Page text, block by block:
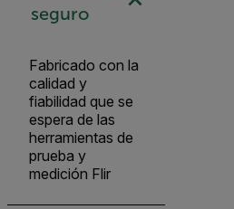
seguro
Fabricado con la
calidad y
fiabilidad que se
espera de las
herramientas de
prueba y
medición Flir